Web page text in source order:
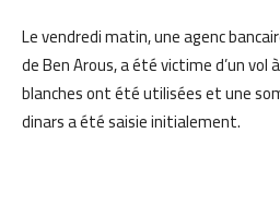
Le vendredi matin, une agenc
de Ben Arous, a été victime d’un
blanches ont été utilisées et une
dinars a été saisie initialement.